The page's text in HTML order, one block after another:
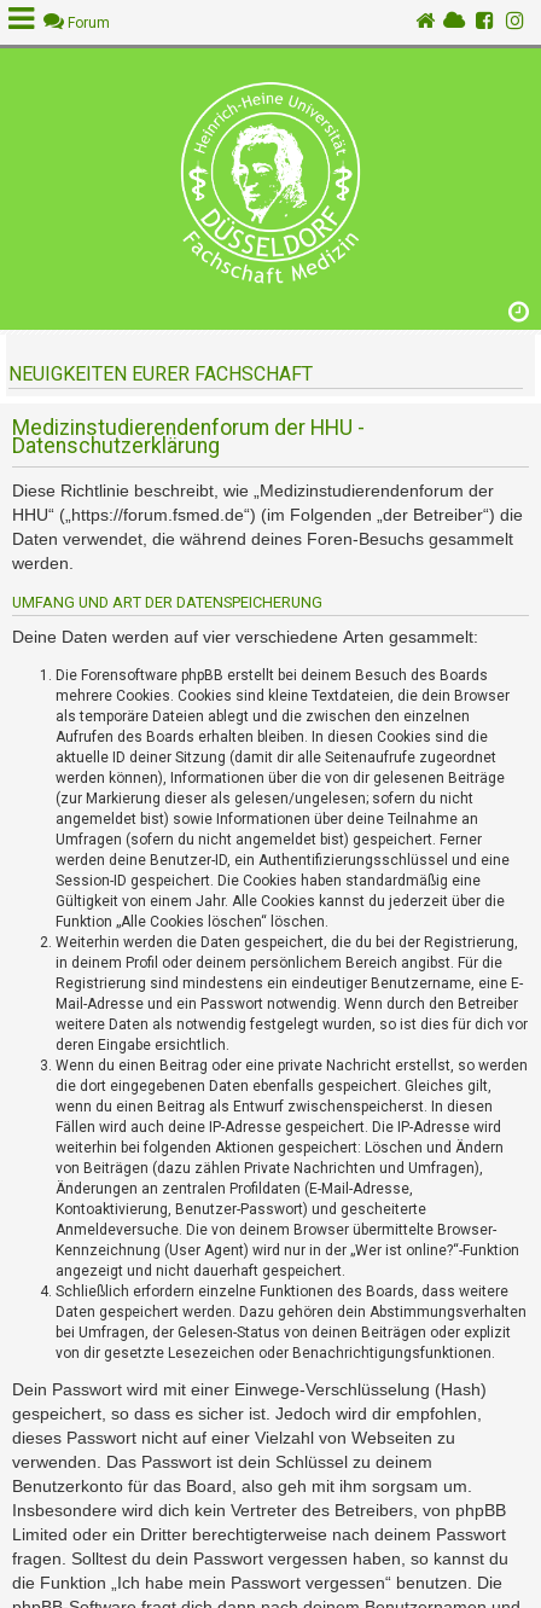
R
g
i
s
t
r
i
e
e
n
Q
Forum
NEUIGKEITEN EURER FACHSCHAFT
Medizinstudierendenforum der HHU -
Datenschutzerklärung
Diese Richtlinie beschreibt, wie „Medizinstudierendenforum der
HHU“ („https://forum.fsmed.de“) (im Folgenden „der Betreiber“) die
Daten verwendet, die während deines Foren-Besuchs gesammelt
werden.
UMFANG UND ART DER DATENSPEICHERUNG
Deine Daten werden auf vier verschiedene Arten gesammelt:
Die Forensoftware phpBB erstellt bei deinem Besuch des Boards
mehrere Cookies. Cookies sind kleine Textdateien, die dein Browser
als temporäre Dateien ablegt und die zwischen den einzelnen
Aufrufen des Boards erhalten bleiben. In diesen Cookies sind die
aktuelle ID deiner Sitzung (damit dir alle Seitenaufrufe zugeordnet
werden können), Informationen über die von dir gelesenen Beiträge
(zur Markierung dieser als gelesen/ungelesen; sofern du nicht
angemeldet bist) sowie Informationen über deine Teilnahme an
Umfragen (sofern du nicht angemeldet bist) gespeichert. Ferner
werden deine Benutzer-ID, ein Authentifizierungsschlüssel und eine
Session-ID gespeichert. Die Cookies haben standardmäßig eine
Gültigkeit von einem Jahr. Alle Cookies kannst du jederzeit über die
Funktion „Alle Cookies löschen“ löschen.
Weiterhin werden die Daten gespeichert, die du bei der Registrierung,
in deinem Profil oder deinem persönlichem Bereich angibst. Für die
Registrierung sind mindestens ein eindeutiger Benutzername, eine E-
Mail-Adresse und ein Passwort notwendig. Wenn durch den Betreiber
weitere Daten als notwendig festgelegt wurden, so ist dies für dich vor
deren Eingabe ersichtlich.
Wenn du einen Beitrag oder eine private Nachricht erstellst, so werden
die dort eingegebenen Daten ebenfalls gespeichert. Gleiches gilt,
wenn du einen Beitrag als Entwurf zwischenspeicherst. In diesen
Fällen wird auch deine IP-Adresse gespeichert. Die IP-Adresse wird
weiterhin bei folgenden Aktionen gespeichert: Löschen und Ändern
von Beiträgen (dazu zählen Private Nachrichten und Umfragen),
Änderungen an zentralen Profildaten (E-Mail-Adresse,
Kontoaktivierung, Benutzer-Passwort) und gescheiterte
Anmeldeversuche. Die von deinem Browser übermittelte Browser-
Kennzeichnung (User Agent) wird nur in der „Wer ist online?“-Funktion
angezeigt und nicht dauerhaft gespeichert.
Schließlich erfordern einzelne Funktionen des Boards, dass weitere
Daten gespeichert werden. Dazu gehören dein Abstimmungsverhalten
bei Umfragen, der Gelesen-Status von deinen Beiträgen oder explizit
von dir gesetzte Lesezeichen oder Benachrichtigungsfunktionen.
Dein Passwort wird mit einer Einwege-Verschlüsselung (Hash)
gespeichert, so dass es sicher ist. Jedoch wird dir empfohlen,
dieses Passwort nicht auf einer Vielzahl von Webseiten zu
verwenden. Das Passwort ist dein Schlüssel zu deinem
Benutzerkonto für das Board, also geh mit ihm sorgsam um.
Insbesondere wird dich kein Vertreter des Betreibers, von phpBB
Limited oder ein Dritter berechtigterweise nach deinem Passwort
fragen. Solltest du dein Passwort vergessen haben, so kannst du
die Funktion „Ich habe mein Passwort vergessen“ benutzen. Die